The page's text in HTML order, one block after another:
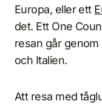
Europa, eller ett
det. Ett One
resan går
och Italien.
Att resa med